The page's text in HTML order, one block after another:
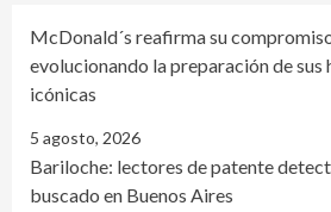
McDonald´s reafirma su
evolucionando la preparación de sus
icónicas
5 agosto, 2026
Bariloche: lectores de patente
buscado en Buenos Aires